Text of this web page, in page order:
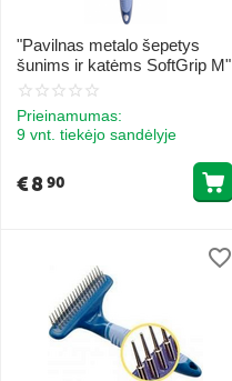
"Pavilnas metalo šepetys
šunims ir katėms SoftGrip M"
Prieinamumas:
9 vnt. tiekėjo sandėlyje
€890